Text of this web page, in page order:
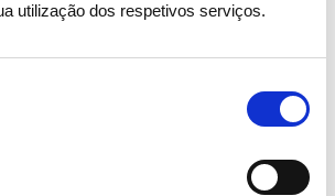
utilização dos respetivos serviços.
em Portugal